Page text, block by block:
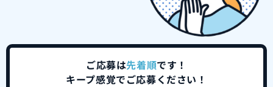
ご応募は先着順です！
キープ感覚でご応募ください！